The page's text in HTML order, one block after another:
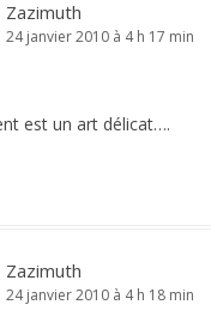
Zazimuth
24 janvier 2010 à 4 h 17 min
est un art délicat….
Zazimuth
24 janvier 2010 à 4 h 18 min